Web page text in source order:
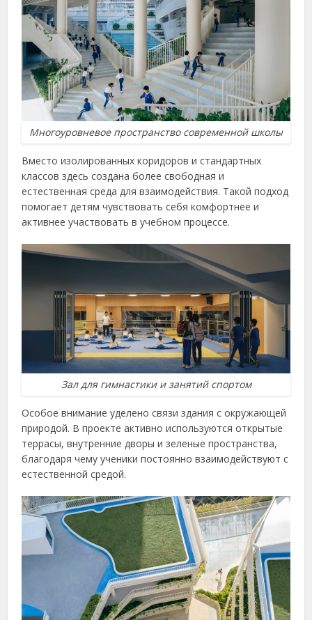
Многоуровневое пространство современной школы
Вместо изолированных коридоров и стандартных
классов здесь создана более свободная и
естественная среда для взаимодействия. Такой подход
помогает детям чувствовать себя комфортнее и
активнее участвовать в учебном процессе.
Зал для гимнастики и занятий спортом
Особое внимание уделено связи здания с окружающей
природой. В проекте активно используются открытые
террасы, внутренние дворы и зеленые пространства,
благодаря чему ученики постоянно взаимодействуют с
естественной средой.